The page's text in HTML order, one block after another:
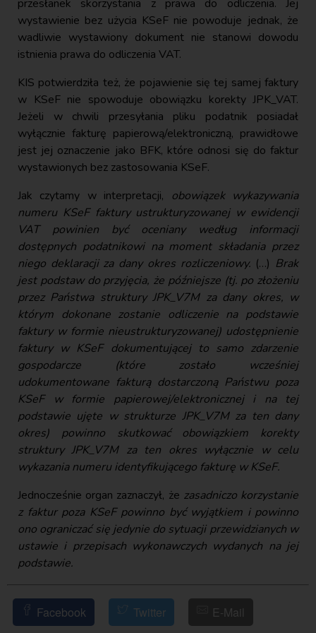
przesłanek skorzystania z prawa do odliczenia. Jej
wystawienie bez użycia KSeF nie powoduje jednak, że
wadliwie wystawiony dokument nie stanowi dowodu
istnienia prawa do odliczenia VAT.
KIS potwierdziła też, że pojawienie się tej samej faktury
w KSeF nie spowoduje obowiązku korekty JPK_VAT.
Jeżeli w chwili przesyłania pliku podatnik posiadał
wyłącznie fakturę papierową/elektroniczną, prawidłowe
jest jej oznaczenie jako BFK, które odnosi się do faktur
wystawionych bez zastosowania KSeF.
Jak czytamy w interpretacji,
obowiązek wykazywania
numeru KSeF faktury ustrukturyzowanej w ewidencji
VAT powinien być oceniany według informacji
dostępnych podatnikowi na moment składania przez
niego deklaracji za dany okres rozliczeniowy. (…) Brak
jest podstaw do przyjęcia, że późniejsze (tj. po złożeniu
przez Państwa struktury JPK_V7M za dany okres, w
którym dokonane zostanie odliczenie na podstawie
faktury w formie nieustrukturyzowanej) udostępnienie
faktury w KSeF dokumentującej to samo zdarzenie
gospodarcze (które zostało wcześniej
udokumentowane fakturą dostarczoną Państwu poza
KSeF w formie papierowej/elektronicznej i na tej
podstawie ujęte w strukturze JPK_V7M za ten dany
okres) powinno skutkować obowiązkiem korekty
struktury JPK_V7M za ten okres wyłącznie w celu
wykazania numeru identyfikującego fakturę w KSeF.
Jednocześnie organ zaznaczył, że zasadniczo korzystanie
z faktur poza KSeF powinno być wyjątkiem i powinno
ono ograniczać się jedynie do sytuacji przewidzianych w
ustawie i przepisach wykonawczych wydanych na jej
podstawie.
Facebook Twitter E-Mail